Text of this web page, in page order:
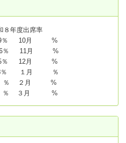
８年度出席率
％ 10月 %
％ 11月 %
％ 12月 %
％ １月 ％
２月 %
３月 %